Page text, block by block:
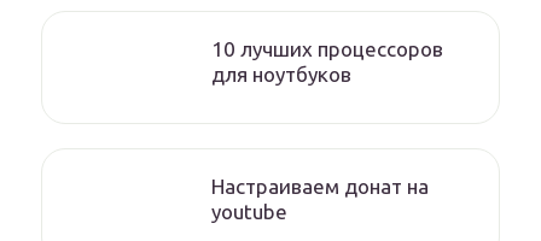
10 лучших процессоров
для ноутбуков
Настраиваем донат на
youtube